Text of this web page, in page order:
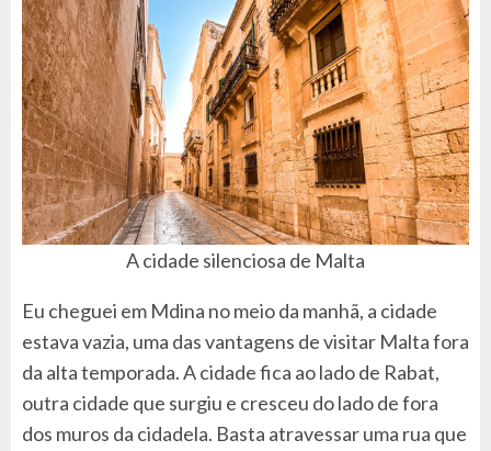
A cidade silenciosa de Malta
Eu cheguei em Mdina no meio da manhã, a cidade
estava vazia, uma das vantagens de visitar Malta fora
da alta temporada. A cidade fica ao lado de Rabat,
outra cidade que surgiu e cresceu do lado de fora
dos muros da cidadela. Basta atravessar uma rua que